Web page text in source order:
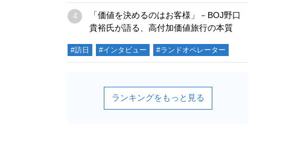
「価値を決めるのはお客様」－BOJ野口
貴裕氏が語る、高付加価値旅行の本質
#訪日 #インタビュー #ランドオペレーター